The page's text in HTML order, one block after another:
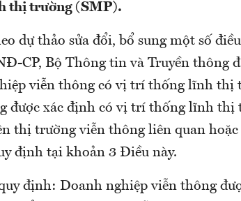
thị trường (SMP).
dự thảo sửa đổi, bổ sung một số
CP, Bộ Thông tin và Truyền thông
viễn thông có vị trí thống lĩnh thị
được xác định có vị trí thống lĩnh thị
thị trường viễn thông liên quan
định tại khoản 3 Điều này.
định: Doanh nghiệp viễn thông